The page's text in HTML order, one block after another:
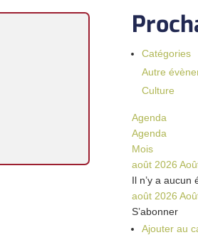
Catégories
Autre
Culture
Agenda
Agenda
Mois
août 2026
Il n’y a aucun
août 2026
S’abonner
Ajouter au